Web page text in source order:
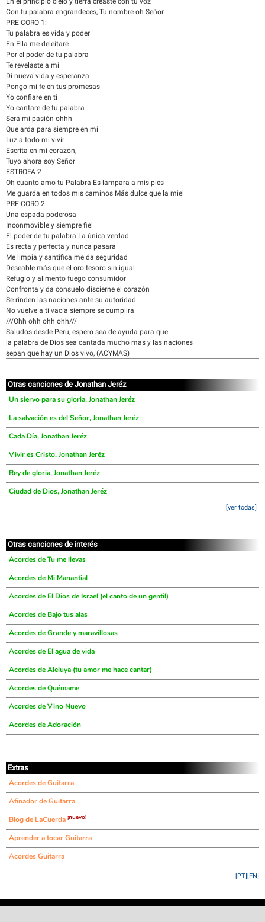
Con tu palabra engrandeces, Tu nombre oh Señor
PRE-CORO 1:
Tu palabra es vida y poder
En Ella me deleitaré
Por el poder de tu palabra
Te revelaste a mi
Di nueva vida y esperanza
Pongo mi fe en tus promesas
Yo confiare en ti
Yo cantare de tu palabra
Será mi pasión ohhh
Que arda para siempre en mi
Luz a todo mi vivir
Escrita en mi corazón,
Tuyo ahora soy Señor
ESTROFA 2
Oh cuanto amo tu Palabra Es lámpara a mis pies
Me guarda en todos mis caminos Más dulce que la miel
PRE-CORO 2:
Una espada poderosa
Inconmovible y siempre fiel
El poder de tu palabra La única verdad
Es recta y perfecta y nunca pasará
Me limpia y santifica me da seguridad
Deseable más que el oro tesoro sin igual
Refugio y alimento fuego consumidor
Confronta y da consuelo discierne el corazón
Se rinden las naciones ante su autoridad
No vuelve a ti vacía siempre se cumplirá
///Ohh ohh ohh ohh///
Saludos desde Peru, espero sea de ayuda para que
la palabra de Dios sea cantada mucho mas y las naciones
sepan que hay un Dios vivo, (ACYMAS)
Otras canciones de Jonathan Jeréz
Un siervo para su gloria, Jonathan Jeréz
La salvación es del Señor, Jonathan Jeréz
Cada Día, Jonathan Jeréz
Vivir es Cristo, Jonathan Jeréz
Rey de gloria, Jonathan Jeréz
Ciudad de Dios, Jonathan Jeréz
[ver todas]
Otras canciones de interés
Acordes de Tu me llevas
Acordes de Mi Manantial
Acordes de El Dios de Israel (el canto de un gentil)
Acordes de Bajo tus alas
Acordes de Grande y maravillosas
Acordes de El agua de vida
Acordes de Aleluya (tu amor me hace cantar)
Acordes de Quémame
Acordes de Vino Nuevo
Acordes de Adoración
Extras
Acordes de Guitarra
Afinador de Guitarra
Blog de LaCuerda ¡nuevo!
Aprender a tocar Guitarra
Acordes Guitarra
[EN]
[PT]